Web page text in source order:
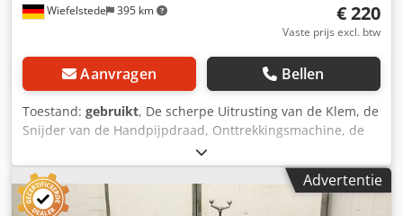
Wiefelstede 395 km € 220
Vaste prijs excl. btw
Aanvragen Bellen
Toestand: gebruikt, De scherpe Uitrusting van de Klem, de
Snijder van de Handpijpdraad, Onttrekkingsmachine, de
Snijder van de Pijpdraad, de Snijder van de Pijpdraad,
Snijhoofd Dcodpfx Aschlx Nsaysk -voor buisafmetingen:
max. 1 1/4" inches -Snijdtips: 7 -Vervoerszaak -gewicht: 9,8
kg
Advertentie